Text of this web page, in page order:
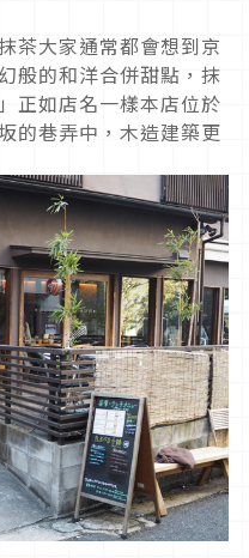
茶大家通常都會想到京
般的和洋合併甜點，抹
正如店名一樣本店位於
的巷弄中，木造建築更